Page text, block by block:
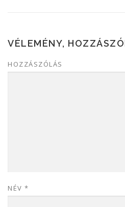
VÉLEMÉNY,
HOZZÁSZÓLÁS
NÉV *